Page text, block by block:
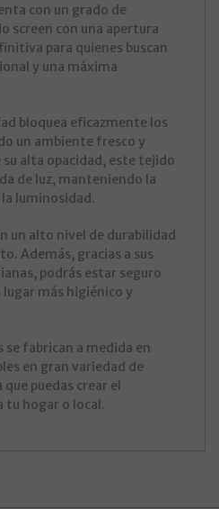
con un grado de
screen con una apertura
para quienes buscan
y una máxima
bloquea eficazmente los
un ambiente fresco y
alta opacidad, este tejido
de luz, manteniendo la
luminosidad.
un alto nivel de durabilidad
Además, gracias a sus
podrás estar seguro
lugar más higiénico y
fabrican a medida en
en gran variedad de
puedas crear el
tu hogar o local.